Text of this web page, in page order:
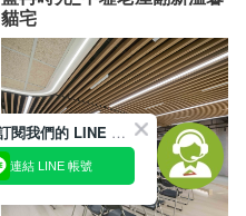
貓宅
歡迎訂閱我們的 LINE 官方帳號
連結 LINE 帳號